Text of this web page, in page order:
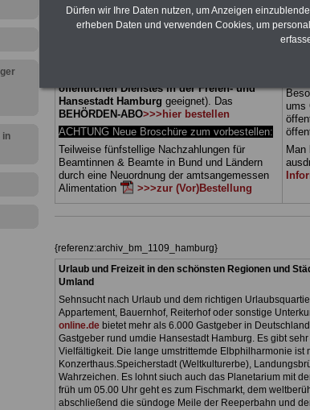
in
und Beamte, Beamtenversorgungsrecht
(Bund/Länder) sowie Beihilferecht in Bund und
öffentlichen Dienstes in der Freien- und
Hansestadt Hamburg geeignet). Das
BEHÖRDEN-ABO>>>hier bestellen
ACHTUNG Neue Broschüre zum vorbestellen:
Teilweise fünfstellige Nachzahlungen für
Beamtinnen & Beamte in Bund und Ländern
durch eine Neuordnung der amtsangemessen
Alimentation
>>>zur (Vor)Bestellung
ums
Man
{referenz:archiv_bm_1109_hamburg}
Urlaub und Freizeit in den schönsten Regionen und
Umland
Sehnsucht nach Urlaub und dem richtigen
Appartement, Bauernhof, Reiterhof oder sonstige
online.debietet mehr als 6.000 Gastgeber in
Gastgeber rund umdie Hansestadt Hamburg. Es gibt
Vielfältigkeit. Die lange umstrittemde Elbphilharmonie
Konzerthaus.Speicherstadt (Weltkulturerbe),
Wahrzeichen. Es lohnt siuch auch das Planetarium mit
früh um 05.00 Uhr geht es zum Fischmarkt, dem
abschließend die sündoge Meile der Reeperbahn und
Dürfen wir Ihre Daten nutzen, um Anzeigen
erheben Daten und verwenden Cookies, um